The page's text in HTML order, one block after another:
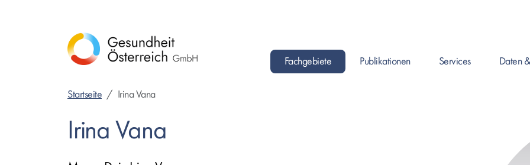
Fachgebiete
Publikationen
Services
Daten
Startseite
Irina Vana
Irina Vana